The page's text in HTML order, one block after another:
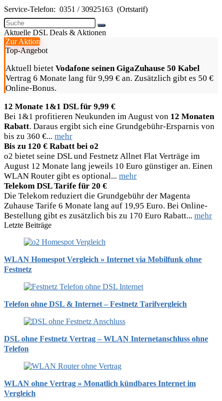
Service-Telefon: 0351 / 30925163 (Ortstarif)
Aktuelle DSL Deals & Aktionen
Zur Aktion
Top-Angebot
Aktuell bietet Vodafone seinen GigaZuhause 50 Kabel
Vertrag 6 Monate lang für 9,99 € an. Zusätzlich gibt es 50 €
Online-Bonus.
12 Monate 1&1 DSL für 9,99 €
Bei 1&1 profitieren Neukunden im August von 12 Monaten
Rabatt. Daraus ergibt sich eine Grundgebühr-Ersparnis von
bis zu 360 €... mehr
Bis zu 120 € Rabatt bei o2
o2 bietet seine DSL und Festnetz Allnet Flat Verträge im
August 12 Monate lang jeweils 10 Euro günstiger an. Einen
WLAN Router gibt es optional... mehr
Telekom DSL Tarife für 20 €
Die Telekom reduziert die Grundgebühr der Magenta
Zuhause Tarife 6 Monate lang auf 19,95 Euro. Bei Online-
Bestellung gibt es zusätzlich bis zu 170 Euro Rabatt... mehr
Letzte Beiträge
WLAN Homespot Vergleich » Internet via Mobilfunk ohne
Festnetz
Telefon ohne DSL & Internet – Festnetz Tarifvergleich
DSL ohne Festnetz Vertrag – WLAN Internetanschluss ohne
Telefon
WLAN ohne Vertrag » Monatlich kündbares Internet im
Vergleich